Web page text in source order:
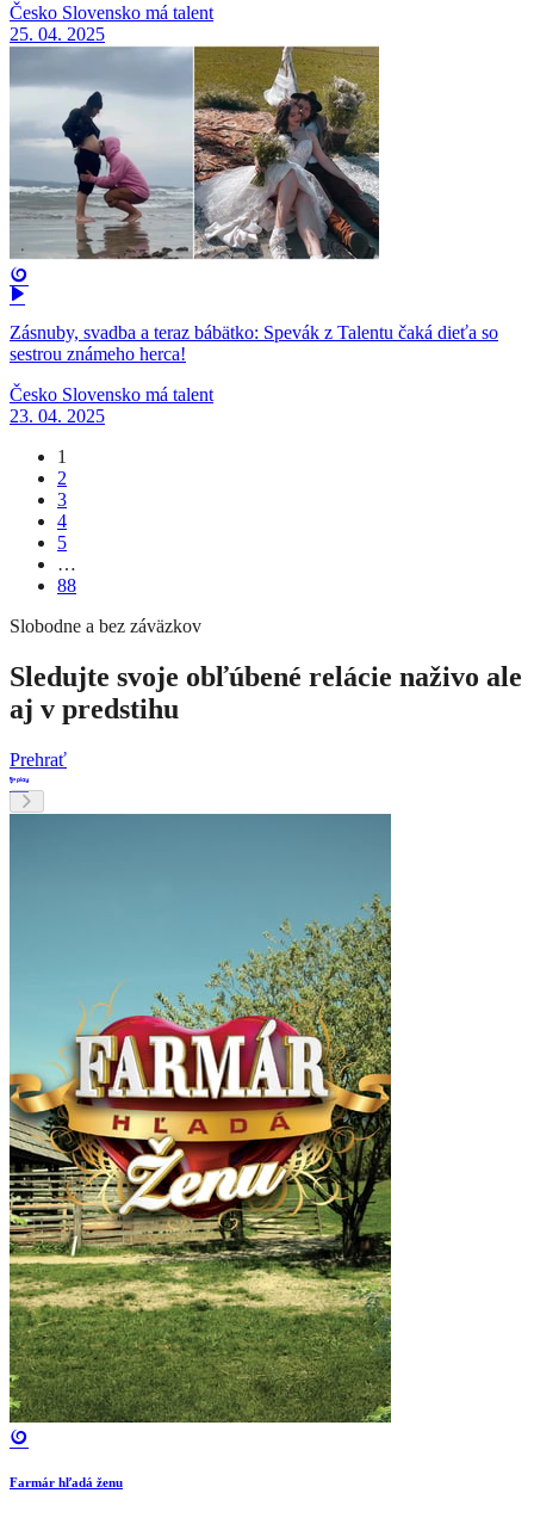
Česko Slovensko má talent
25. 04. 2025
Zásnuby, svadba a teraz bábätko: Spevák z Talentu čaká dieťa so
sestrou známeho herca!
Česko Slovensko má talent
23. 04. 2025
1
2
3
4
5
…
88
Slobodne a bez záväzkov
Sledujte svoje obľúbené relácie naživo ale
aj v predstihu
Prehrať
Farmár hľadá ženu